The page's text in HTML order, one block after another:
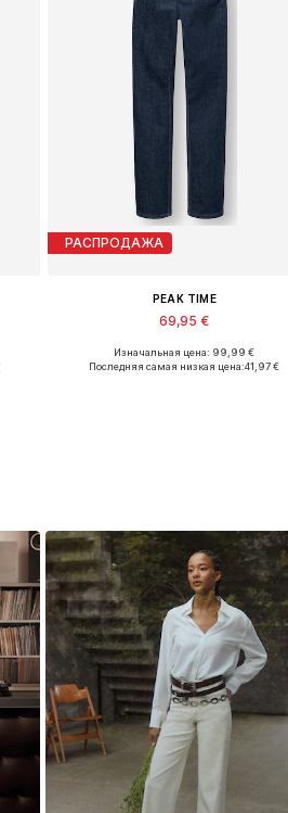
РАСПРОДАЖА
PEAK TIME
69,95 €
Доступно множество размеров
Изначальная цена: 99,99 €
Последняя самая низкая цена:41,97 €